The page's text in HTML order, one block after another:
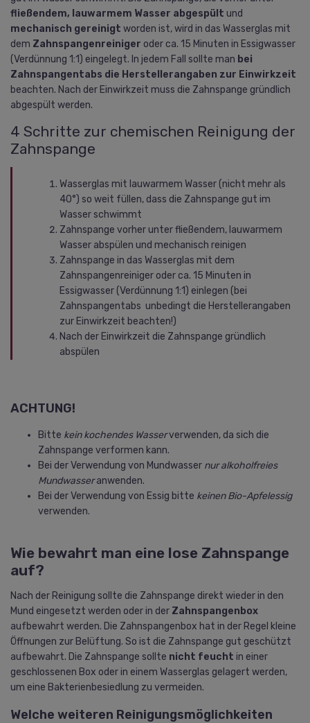
fließendem, lauwarmem Wasser abgespült und
mechanisch gereinigt worden ist, wird in das Wasserglas mit
dem Zahnspangenreiniger oder ca. 15 Minuten in Essigwasser
(Verdünnung 1:1) eingelegt. In jedem Fall sollte man bei
Zahnspangentabs die Herstellerangaben zur Einwirkzeit
beachten. Nach der Einwirkzeit muss die Zahnspange gründlich
abgespült werden.
4 Schritte zur chemischen Reinigung der
Zahnspange
Wasserglas mit lauwarmem Wasser (nicht mehr als
40°) so weit füllen, dass die Zahnspange gut im
Wasser schwimmt
Zahnspange vorher unter fließendem, lauwarmem
Wasser abspülen und mechanisch reinigen
Zahnspange in das Wasserglas mit dem
Zahnspangenreiniger oder ca. 15 Minuten in
Essigwasser (Verdünnung 1:1) einlegen (bei
Zahnspangentabs unbedingt die Herstellerangaben
zur Einwirkzeit beachten!)
Nach der Einwirkzeit die Zahnspange gründlich
abspülen
ACHTUNG!
Bitte kein kochendes Wasserverwenden, da sich die
Zahnspange verformen kann.
Bei der Verwendung von Mundwasser nur alkoholfreies
Mundwasseranwenden.
Bei der Verwendung von Essig bitte keinen Bio-Apfelessig
verwenden.
Wie bewahrt man eine lose Zahnspange
auf?
Nach der Reinigung sollte die Zahnspange direkt wieder in den
Mund eingesetzt werden oder in der Zahnspangenbox
aufbewahrt werden. Die Zahnspangenbox hat in der Regel kleine
Öffnungen zur Belüftung. So ist die Zahnspange gut geschützt
aufbewahrt. Die Zahnspange sollte nicht feucht in einer
geschlossenen Box oder in einem Wasserglas gelagert werden,
um eine Bakterienbesiedlung zu vermeiden.
Welche weiteren Reinigungsmöglichkeiten